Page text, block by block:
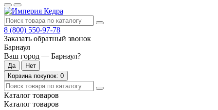
8 (800) 550-97-78
Заказать обратный звонок
Барнаул
Ваш город — Барнаул?
Корзинапокупок: 0
Каталог товаров
Каталог товаров